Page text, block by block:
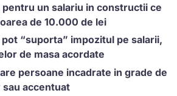
pentru un salariu in constructii ce
de 10.000 de lei
“suporta” impozitul pe salarii,
de masa acordate
persoane incadrate in grade de
sau accentuat